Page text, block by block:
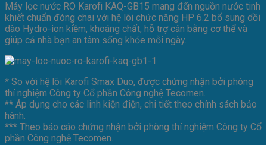
Máy lọc nước RO Karofi KAQ-GB15 mang đến nguồn nước tinh
khiết chuẩn đóng chai với hệ lõi chức năng HP 6.2 bổ sung dồi
dào Hydro-ion kiềm, khoáng chất, hỗ trợ cân bằng cơ thể và
giúp cả nhà bạn an tâm sống khỏe mỗi ngày.
* So với hệ lõi Karofi Smax Duo, được chứng nhận bởi phòng
thí nghiệm Công ty Cổ phần Công nghệ Tecomen.
** Áp dụng cho các linh kiện điện, chi tiết theo chính sách bảo
hành.
*** Theo báo cáo chứng nhận bởi phòng thí nghiệm Công ty Cổ
phần Công nghệ Tecomen.